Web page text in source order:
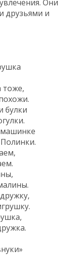
Они
друзьями и
булки